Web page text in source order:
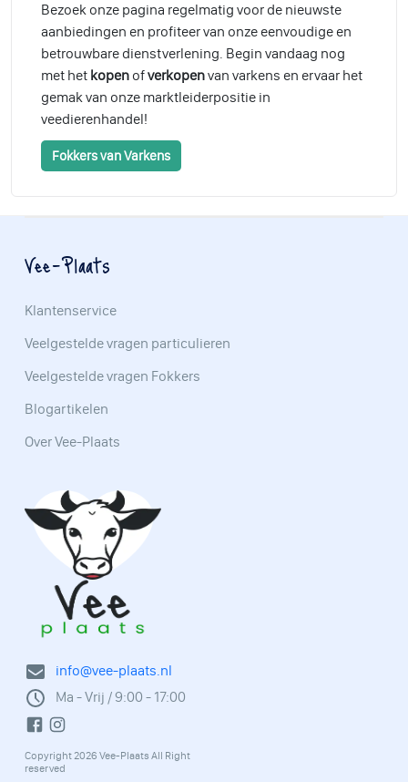
Bezoek onze pagina regelmatig voor de nieuwste
aanbiedingen en profiteer van onze eenvoudige en
betrouwbare dienstverlening. Begin vandaag nog
met het kopen ofverkopenvan varkens en ervaar het
gemak van onze marktleiderpositie in
veedierenhandel!
Fokkers van Varkens
info@vee-plaats.nl
Ma - Vrij / 9:00 - 17:00
Copyright 2026 Vee-Plaats All Right
reserved
Vee-Plaats
Klantenservice
Veelgestelde vragen particulieren
Veelgestelde vragen Fokkers
Blogartikelen
Over Vee-Plaats